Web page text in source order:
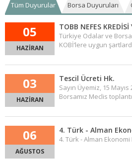
Tüm Duyurular Borsa Duyuruları
05
HAZİRAN
TOBB NEFES
Türkiye Odalar ve
KOBİ’lere uygun
Kredisi’nde yeni
03
HAZİRAN
Tescil Ücreti Hk.
Sayın Üyemiz, 15 Mayıs
Borsamız Meclis
üzere tescil ücret
06
AĞUSTOS
4. Türk - Alman
4. Türk - Alman